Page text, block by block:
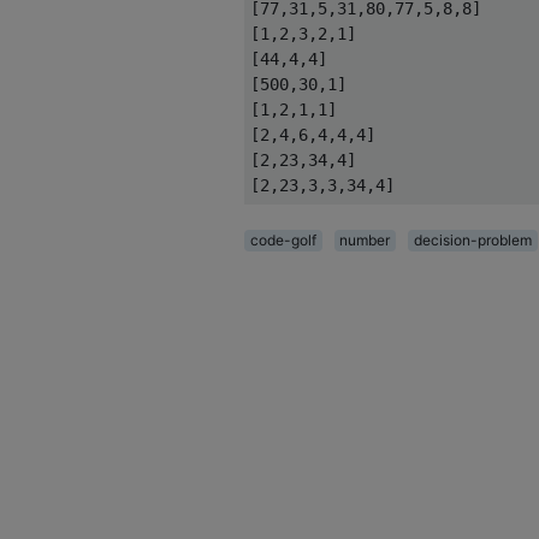
[77,31,5,31,80,77,5,8,8]
[1,2,3,2,1]
[44,4,4]
[500,30,1]
[1,2,1,1]
[2,4,6,4,4,4]
[2,23,34,4]
code-golf number decision-problem